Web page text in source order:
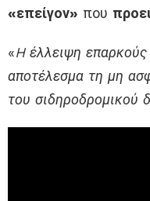
«επείγον» που
«H έλλειψη
αποτέλεσμα τη μη
του σιδηροδρομικού